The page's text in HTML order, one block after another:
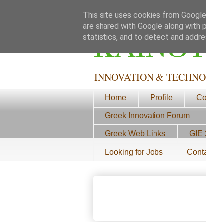
INNOVATION &
Home Profile
Greek Innovation Forum
Greek Web Links GIE
Looking for Jobs
This site uses cookies from
are shared with Google along
statistics, and to detect and